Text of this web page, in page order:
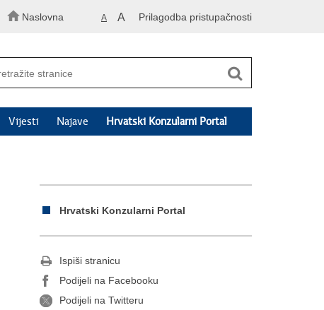
Naslovna A A Prilagodba pristupačnosti
Vijesti Najave Hrvatski Konzularni Portal
Hrvatski Konzularni Portal
Ispiši stranicu
Podijeli na Facebooku
Podijeli na Twitteru